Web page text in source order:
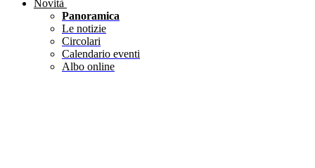
Novità
Panoramica
Le notizie
Circolari
Calendario eventi
Albo online